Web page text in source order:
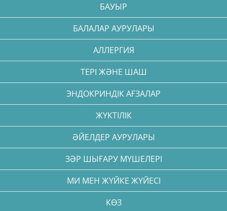
БАУЫР
БАЛАЛАР АУРУЛАРЫ
АЛЛЕРГИЯ
ТЕРІ ЖӘНЕ ШАШ
ЭНДОКРИНДІК АҒЗАЛАР
ЖҮКТІЛІК
ӘЙЕЛДЕР АУРУЛАРЫ
ЗӘР ШЫҒАРУ МҮШЕЛЕРІ
МИ МЕН ЖҮЙКЕ ЖҮЙЕСІ
КӨЗ